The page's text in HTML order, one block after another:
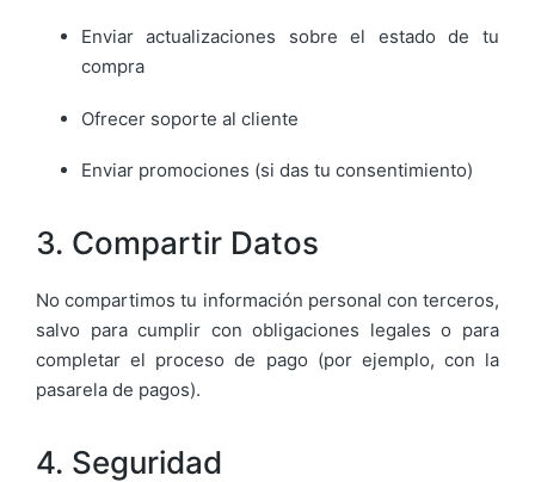
Enviar actualizaciones sobre el estado de tu
compra
Ofrecer soporte al cliente
Enviar promociones (si das tu consentimiento)
3. Compartir Datos
No compartimos tu información personal con terceros,
salvo para cumplir con obligaciones legales o para
completar el proceso de pago (por ejemplo, con la
pasarela de pagos).
4. Seguridad